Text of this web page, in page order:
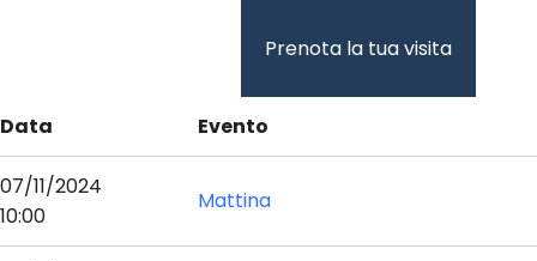
Prenota la tua visita
Data Evento
07/11/2024
10:00
Mattina